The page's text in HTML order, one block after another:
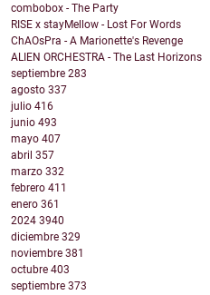
combobox - The Party
RISE x stayMellow - Lost For Words
ChAOsPra - A Marionette's Revenge
ALIEN ORCHESTRA - The Last Horizons
septiembre 283
agosto 337
julio 416
junio 493
mayo 407
abril 357
marzo 332
febrero 411
enero 361
2024 3940
diciembre 329
noviembre 381
octubre 403
septiembre 373